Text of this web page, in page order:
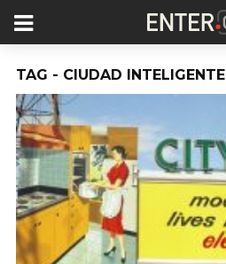
TAG - CIUDAD INTELIGENTE